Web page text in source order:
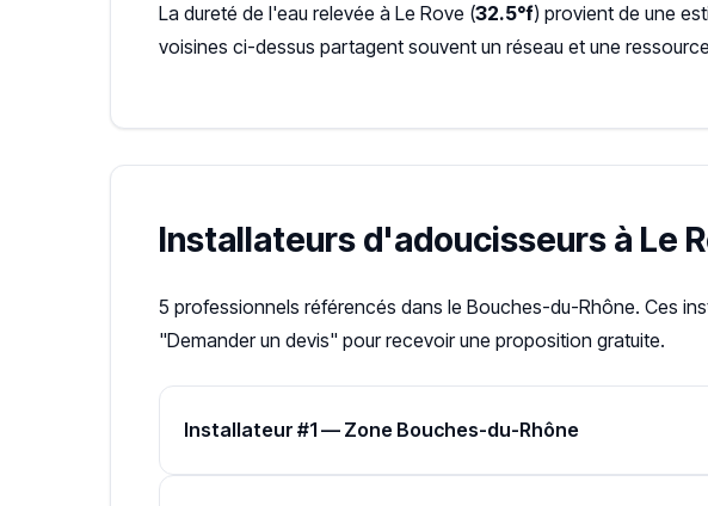
La dureté de l'eau relevée à Le Rove (32.5°f) provient de une
voisines ci-dessus partagent souvent un réseau et une
Installateurs d'adoucisseurs à Le
5 professionnels référencés dans le Bouches-du-Rhône. Ces
"Demander un devis" pour recevoir une proposition gratuite.
Installateur #1 — Zone Bouches-du-Rhône